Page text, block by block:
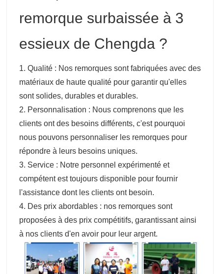
remorque surbaissée à 3
essieux de Chengda ?
1. Qualité : Nos remorques sont fabriquées avec des
matériaux de haute qualité pour garantir qu'elles
sont solides, durables et durables.
2. Personnalisation : Nous comprenons que les
clients ont des besoins différents, c'est pourquoi
nous pouvons personnaliser les remorques pour
répondre à leurs besoins uniques.
3. Service : Notre personnel expérimenté et
compétent est toujours disponible pour fournir
l'assistance dont les clients ont besoin.
4. Des prix abordables : nos remorques sont
proposées à des prix compétitifs, garantissant ainsi
à nos clients d'en avoir pour leur argent.